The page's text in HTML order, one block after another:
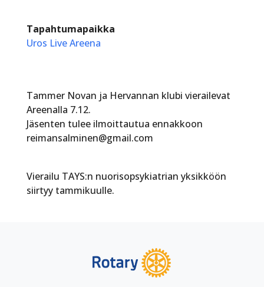
Tapahtumapaikka
Uros Live Areena
Tammer Novan ja Hervannan klubi vierailevat
Areenalla 7.12.
Jäsenten tulee ilmoittautua ennakkoon
reimansalminen@gmail.com
Vierailu TAYS:n nuorisopsykiatrian yksikköön
siirtyy tammikuulle.